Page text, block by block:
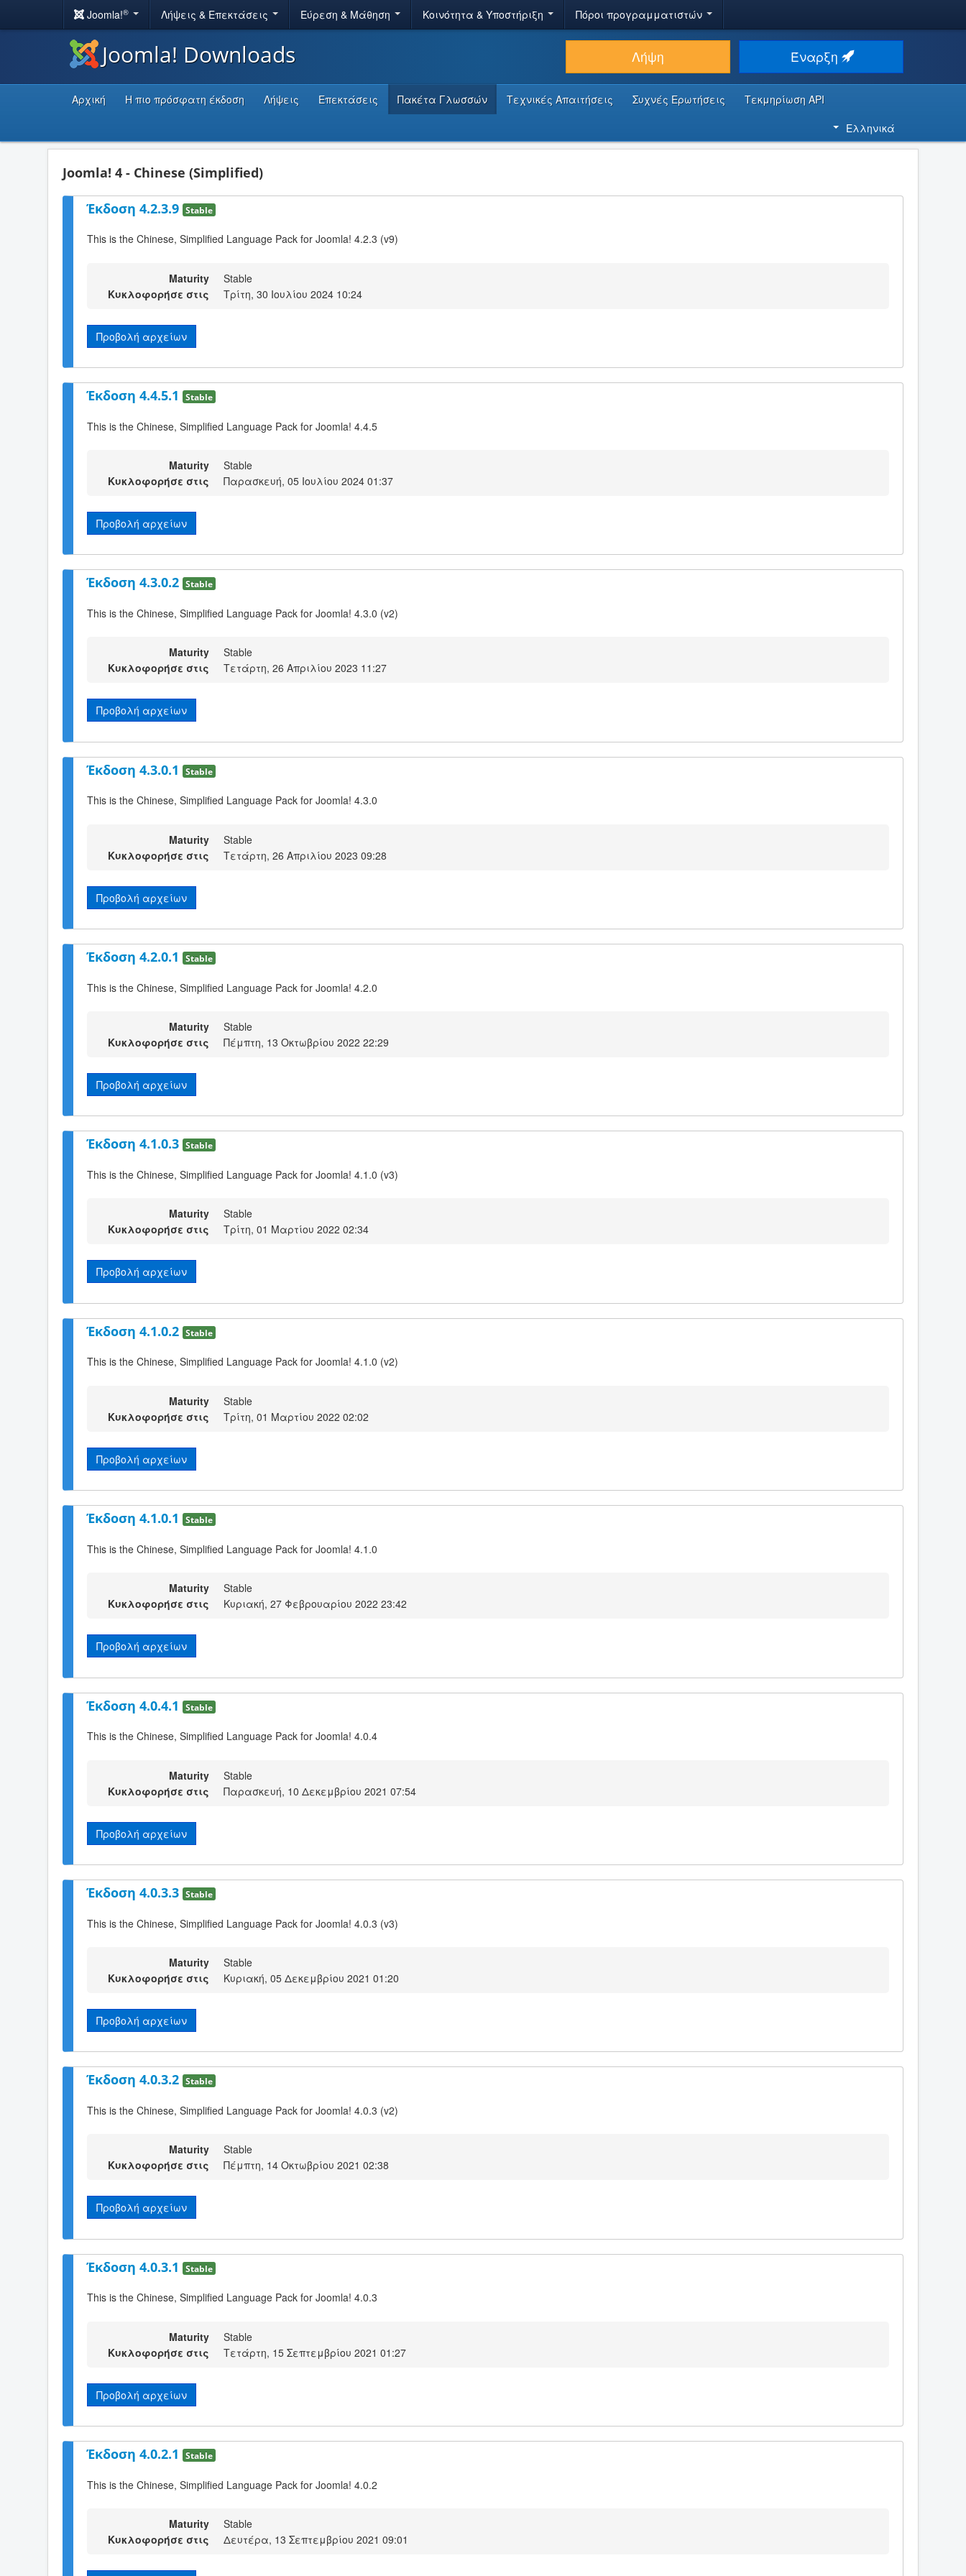
Joomla!® Λήψεις & Επεκτάσεις Εύρεση & Μάθηση Κοινότητα & Υποστήριξη Πόροι προγραμματιστών
Joomla! Downloads Λήψη Έναρξη
Αρχική Η πιο πρόσφατη έκδοση Λήψεις Επεκτάσεις Πακέτα Γλωσσών Τεχνικές Απαιτήσεις Συχνές Ερωτήσεις
Τεκμηρίωση API
Ελληνικά
Joomla! 4 - Chinese (Simplified)
Έκδοση 4.2.3.9 Stable
This is the Chinese, Simplified Language Pack for Joomla! 4.2.3 (v9)
Maturity
Stable
Κυκλοφορήσε στις
Τρίτη, 30 Ιουλίου 2024 10:24
Προβολή αρχείων
Έκδοση 4.4.5.1 Stable
This is the Chinese, Simplified Language Pack for Joomla! 4.4.5
Maturity
Stable
Κυκλοφορήσε στις
Παρασκευή, 05 Ιουλίου 2024 01:37
Προβολή αρχείων
Έκδοση 4.3.0.2 Stable
This is the Chinese, Simplified Language Pack for Joomla! 4.3.0 (v2)
Maturity
Stable
Κυκλοφορήσε στις
Τετάρτη, 26 Απριλίου 2023 11:27
Προβολή αρχείων
Έκδοση 4.3.0.1 Stable
This is the Chinese, Simplified Language Pack for Joomla! 4.3.0
Maturity
Stable
Κυκλοφορήσε στις
Τετάρτη, 26 Απριλίου 2023 09:28
Προβολή αρχείων
Έκδοση 4.2.0.1 Stable
This is the Chinese, Simplified Language Pack for Joomla! 4.2.0
Maturity
Stable
Κυκλοφορήσε στις
Πέμπτη, 13 Οκτωβρίου 2022 22:29
Προβολή αρχείων
Έκδοση 4.1.0.3 Stable
This is the Chinese, Simplified Language Pack for Joomla! 4.1.0 (v3)
Maturity
Stable
Κυκλοφορήσε στις
Τρίτη, 01 Μαρτίου 2022 02:34
Προβολή αρχείων
Έκδοση 4.1.0.2 Stable
This is the Chinese, Simplified Language Pack for Joomla! 4.1.0 (v2)
Maturity
Stable
Κυκλοφορήσε στις
Τρίτη, 01 Μαρτίου 2022 02:02
Προβολή αρχείων
Έκδοση 4.1.0.1 Stable
This is the Chinese, Simplified Language Pack for Joomla! 4.1.0
Maturity
Stable
Κυκλοφορήσε στις
Κυριακή, 27 Φεβρουαρίου 2022 23:42
Προβολή αρχείων
Έκδοση 4.0.4.1 Stable
This is the Chinese, Simplified Language Pack for Joomla! 4.0.4
Maturity
Stable
Κυκλοφορήσε στις
Παρασκευή, 10 Δεκεμβρίου 2021 07:54
Προβολή αρχείων
Έκδοση 4.0.3.3 Stable
This is the Chinese, Simplified Language Pack for Joomla! 4.0.3 (v3)
Maturity
Stable
Κυκλοφορήσε στις
Κυριακή, 05 Δεκεμβρίου 2021 01:20
Προβολή αρχείων
Έκδοση 4.0.3.2 Stable
This is the Chinese, Simplified Language Pack for Joomla! 4.0.3 (v2)
Maturity
Stable
Κυκλοφορήσε στις
Πέμπτη, 14 Οκτωβρίου 2021 02:38
Προβολή αρχείων
Έκδοση 4.0.3.1 Stable
This is the Chinese, Simplified Language Pack for Joomla! 4.0.3
Maturity
Stable
Κυκλοφορήσε στις
Τετάρτη, 15 Σεπτεμβρίου 2021 01:27
Προβολή αρχείων
Έκδοση 4.0.2.1 Stable
This is the Chinese, Simplified Language Pack for Joomla! 4.0.2
Maturity
Stable
Κυκλοφορήσε στις
Δευτέρα, 13 Σεπτεμβρίου 2021 09:01